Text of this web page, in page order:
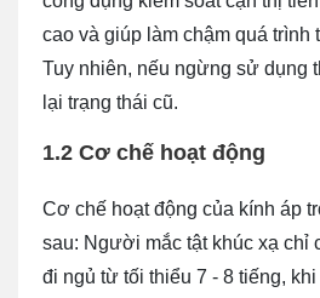
cao và giúp làm chậm quá trình
Tuy nhiên, nếu ngừng sử dụng
lại trạng thái cũ.
1.2 Cơ chế hoạt động
Cơ chế hoạt động của kính áp
sau: Người mắc tật khúc xạ chỉ
đi ngủ từ tối thiểu 7 - 8 tiếng,